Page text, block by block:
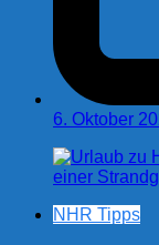
6. Oktober
NHR Tipps